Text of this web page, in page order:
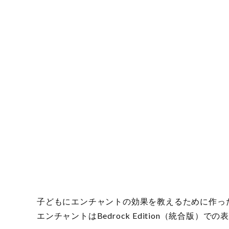
子どもにエンチャントの効果を教えるために作っ
エンチャントはBedrock Edition（統合版）での表